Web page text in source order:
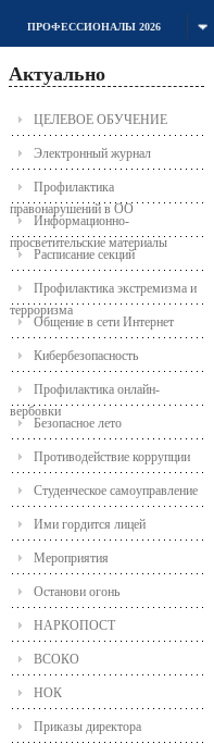
ПРОФЕССИОНАЛЫ 2026
Актуально
ЦЕЛЕВОЕ ОБУЧЕНИЕ
Электронный журнал
Профилактика
правонарушений в ОО
Информационно-
просветительские материалы
Расписание секций
Профилактика экстремизма и
терроризма
Общение в сети Интернет
Кибербезопасность
Профилактика онлайн-
вербовки
Безопасное лето
Противодействие коррупции
Студенческое самоуправление
Ими гордится лицей
Мероприятия
Останови огонь
НАРКОПОСТ
ВСОКО
НОК
Приказы директора